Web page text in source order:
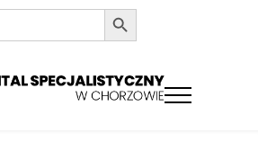
Search Button